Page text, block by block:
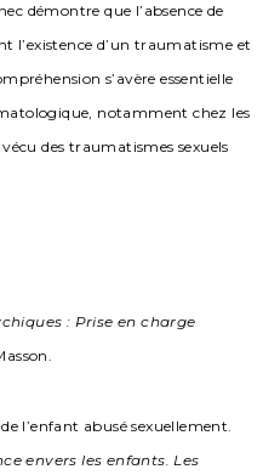
démontre que l’absence de
l’existence d’un traumatisme et
s’avère essentielle
notamment chez les
des traumatismes sexuels
: Prise en charge
l’enfant abusé sexuellement.
envers les enfants. Les